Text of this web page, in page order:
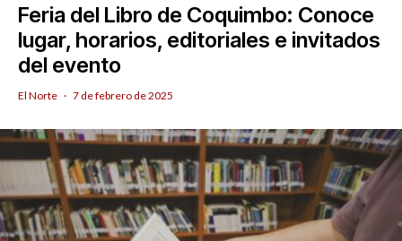
Feria del Libro de Coquimbo: Conoce
lugar, horarios, editoriales e invitados
del evento
El Norte · 7 de febrero de 2025